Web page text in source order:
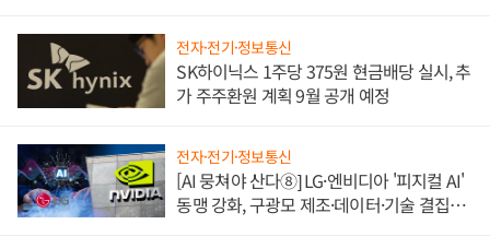
전자·전기·정보통신
SK하이닉스 1주당 375원 현금배당 실시, 추
가 주주환원 계획 9월 공개 예정
전자·전기·정보통신
[AI 뭉쳐야 산다⑧] LG·엔비디아 '피지컬 AI'
동맹 강화, 구광모 제조·데이터·기술 결집